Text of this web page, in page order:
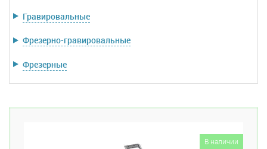
Гравировальные
Фрезерно-гравировальные
Фрезерные
В наличии